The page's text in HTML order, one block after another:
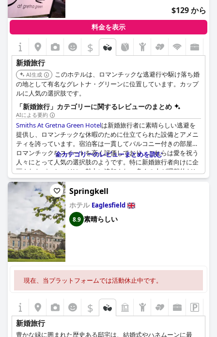
$129 から
料金を表示
$
新婚旅行
AI生成
このホテルは、ロマンチックな逃避行や駆け落ち婚
の地として有名なグレトナ・グリーンに位置しています。カップ
ルに人気の選択肢です。
「新婚旅行」カテゴリーに関するレビューのまとめ
AIによる要約
Smiths At Gretna Green Hotelは新婚旅行者に素晴らしい逃避を
提供し、ロマンチックな休暇のために仕立てられた設備とアメニ
ティを誇っています。宿泊客は一貫してバルコニー付きの部屋や
ロマンチックなスイートを高く評価しており、これらは愛を祝う
人々にとって人気の選択肢のようです。特に新婚旅行者向けに企
画されたパッケージは、魅力に追加され、多くの人が理想的だと
思う完全な新婚旅行の体験を提供します。特別な言及には、ハニ
ームーンスイートが含まれており、しばしば特別な装飾が施され
ていると説明され、全体的なお祝いの雰囲気を高めています。
ホテルは新婚夫婦と記念日を祝う人々の両方によく対応している
ようで、すべての人にとって思い出に残る隠れ家を保証していま
す。多くのカップルが重要な節目を祝うために戻ってきており、
以前の滞在に関連する満足度と楽しい思い出のレベルを示してい
ます。
全体として、肯定的なレビューは、Smiths At Gretna Green
Hotelが、愛し合う2人のために設計された専用サービスと思いや
りのあるアメニティのおかげで、新婚旅行者に好まれる目的地で
全カテゴリーのレビューまとめを読む
Springkell
ホテル Eaglesfield
8.9 素晴らしい
現在、当プラットフォームでは活動休止中です。
$
新婚旅行
豊かな緑に囲まれた歴史ある邸宅は、結婚式やハネムーンに最